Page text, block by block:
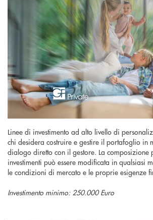
Linee di investimento ad alto livello di
chi desidera costruire e gestire il portafoglio in
dialogo diretto con il gestore. La composizione
investimenti può essere modificata in qualsiasi
le condizioni di mercato e le proprie esigenze
Investimento minimo: 250.000 Euro